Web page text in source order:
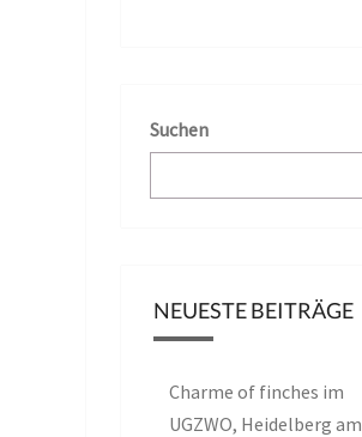
Suchen
NEUESTE BEITRÄGE
Charme of finches im
UGZWO, Heidelberg am